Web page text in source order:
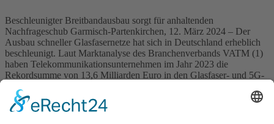
Beschleunigter Breitbandausbau sorgt für anhaltenden
Nachfrageschub Garmisch-Partenkirchen, 12. März 2024 – Der
Ausbau schneller Glasfasernetze hat sich in Deutschland erheblich
beschleunigt. Laut Marktanalyse des Branchenverbands VATM (1)
haben Telekommunikationsunternehmen im Jahr 2023 die
Rekordsumme von 13,6 Milliarden Euro in den Glasfaser- und 5G-
hochwertiger Infrastrukturkomponenten für FTTX-Glasfasernetze,
einen […]